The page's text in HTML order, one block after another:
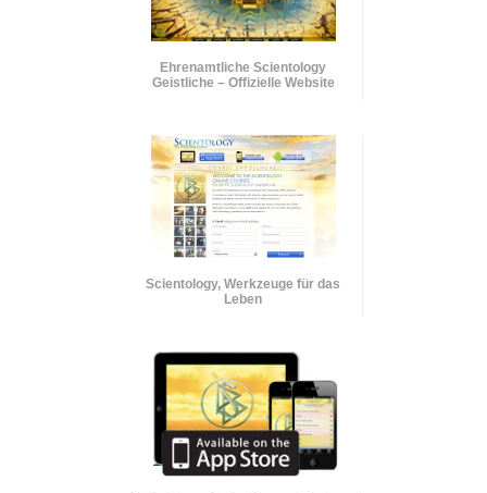
Ehrenamtliche Scientology
Geistliche – Offizielle Website
Scientology, Werkzeuge für das
Leben